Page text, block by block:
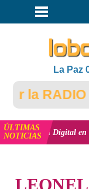
La Paz
la RADIO
ÚLTIMAS
NOTICIASDigital en Bolivia